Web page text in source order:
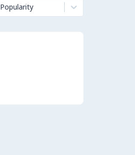
Popularity